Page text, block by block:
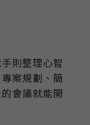
則整理心智
案規劃、簡
會議就能開